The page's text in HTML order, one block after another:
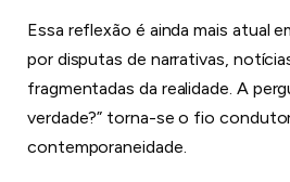
Essa reflexão é ainda mais atual
por disputas de narrativas,
fragmentadas da realidade. A
verdade?” torna-se o fio
contemporaneidade.